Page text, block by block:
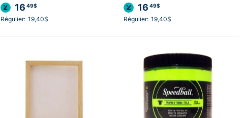
16 49$
Régulier: 19,40$
16 49$
Régulier: 19,40$